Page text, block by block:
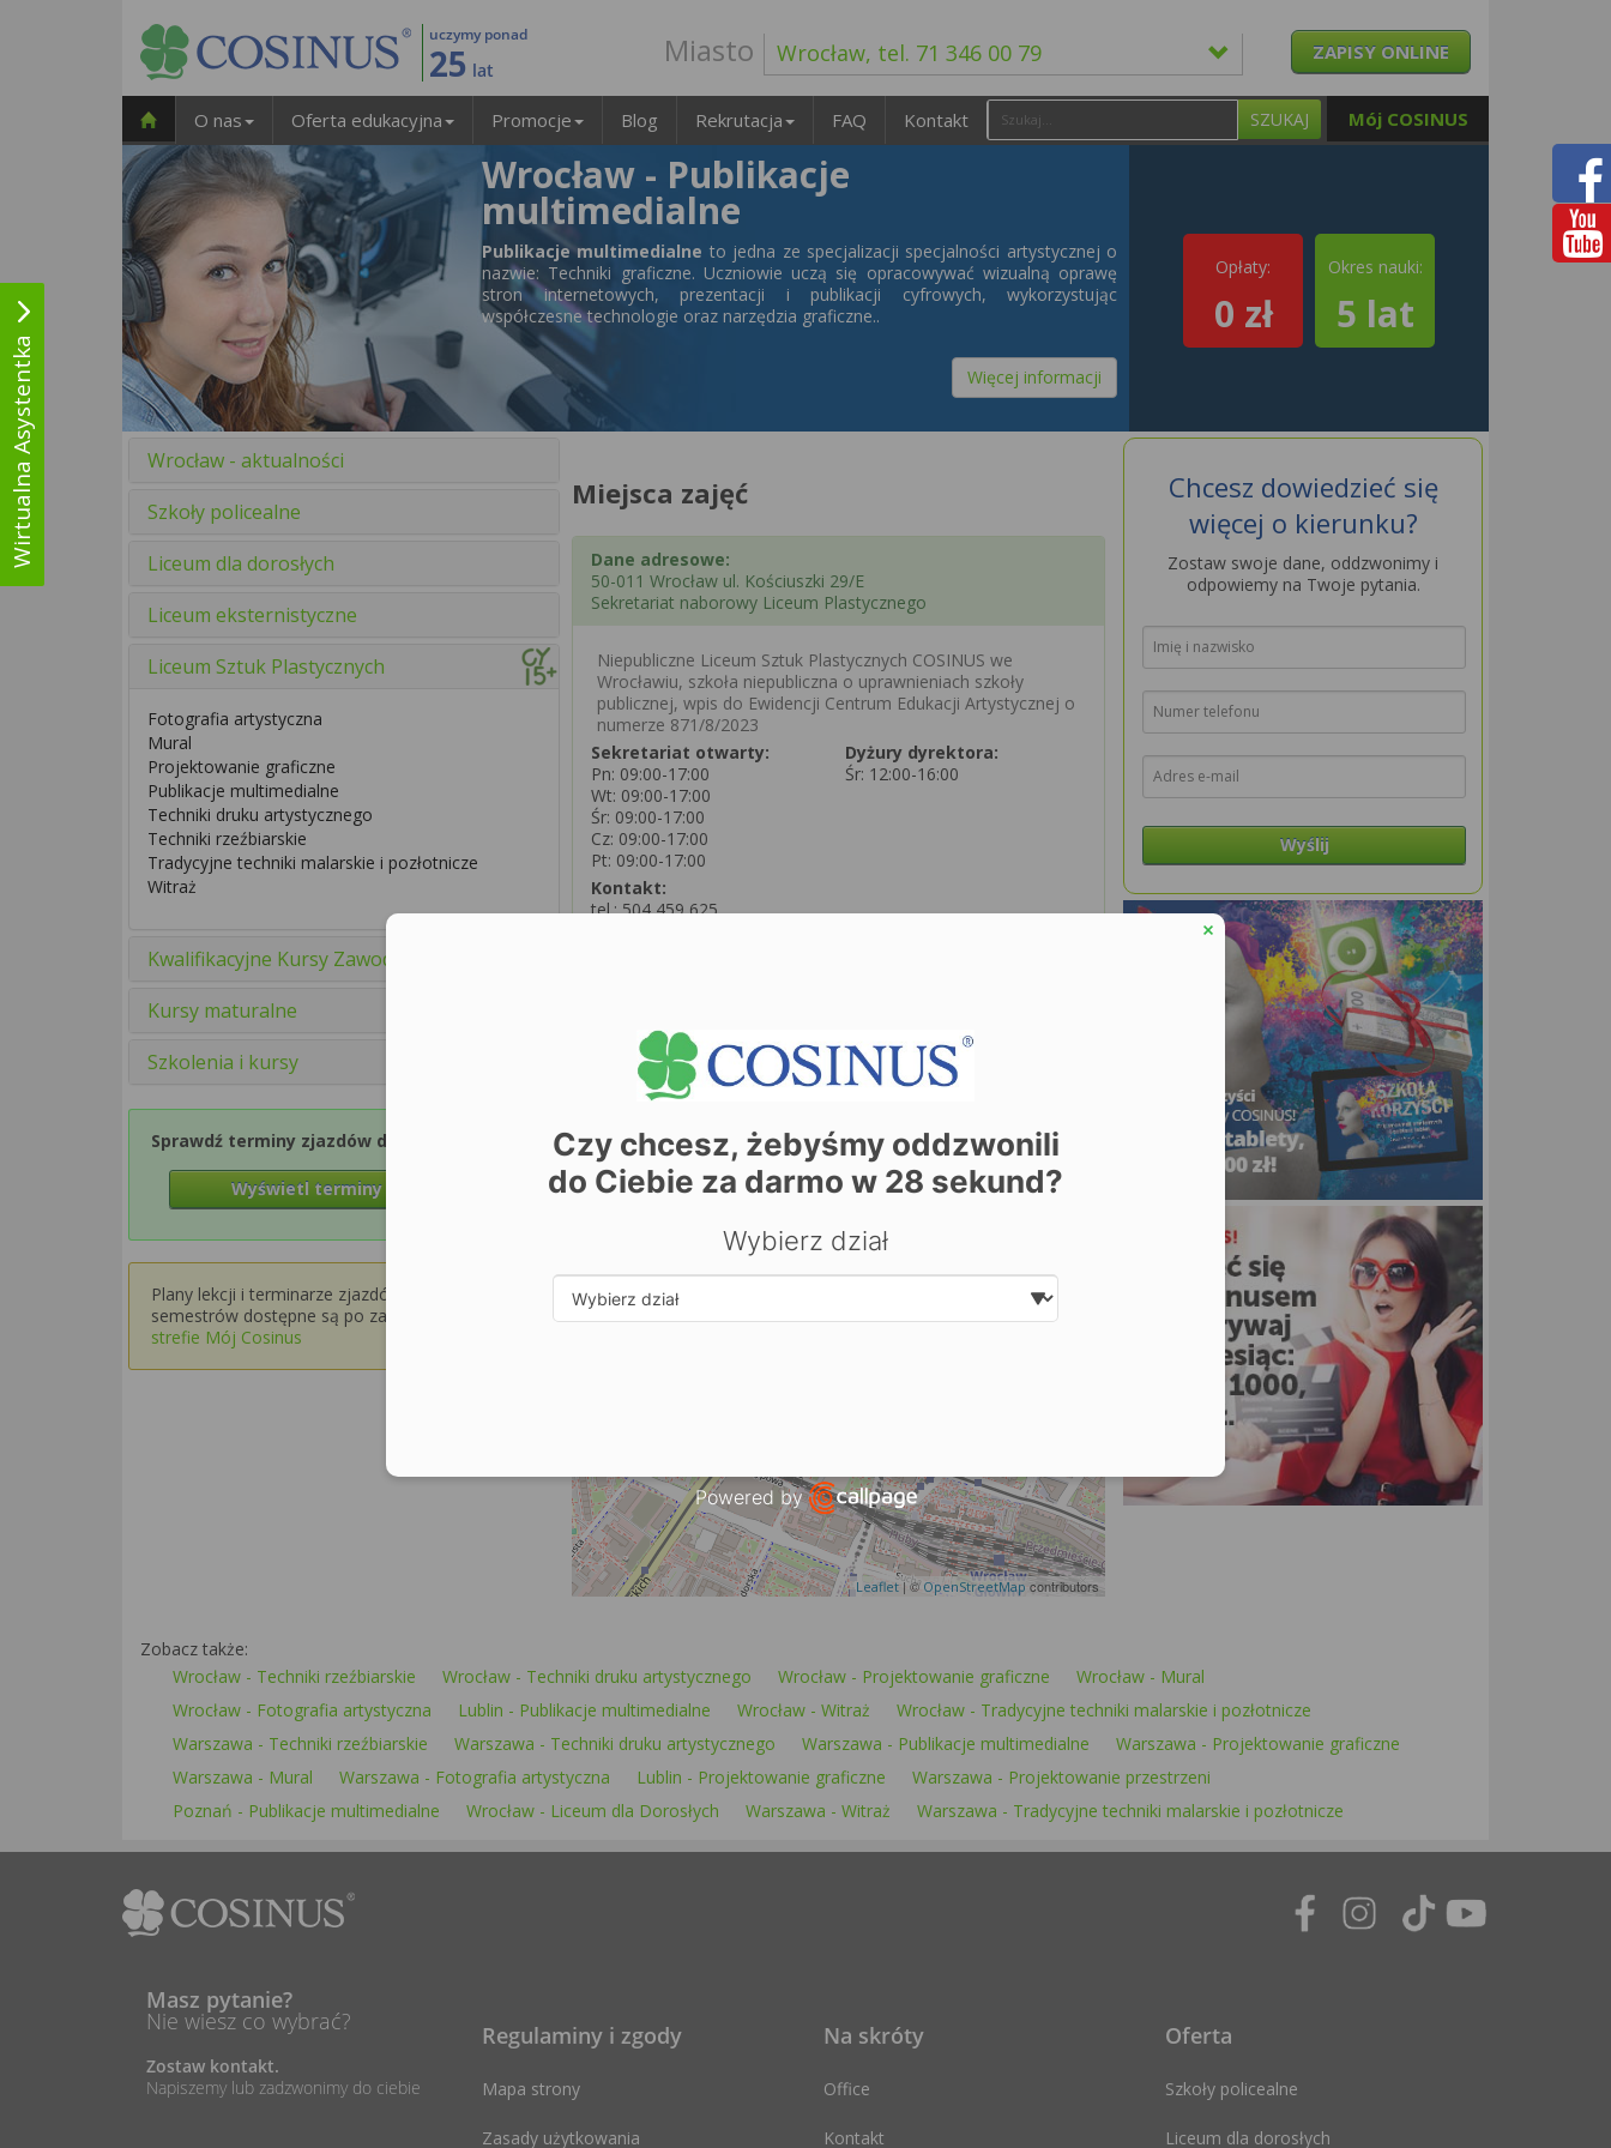
uczymy ponad
25 lat
Miasto Wrocław, tel. 71 346 00 79 ZAPISY ONLINE
Mój COSINUS
O nas Oferta edukacyjna Promocje Blog Rekrutacja FAQ Kontakt SZUKAJ
Wrocław - Publikacje
multimedialne
Publikacje multimedialne to jedna ze specjalizacji specjalności artystycznej o
nazwie: Techniki graficzne. Uczniowie uczą się opracowywać wizualną oprawę
stron internetowych, prezentacji i publikacji cyfrowych, wykorzystując
współczesne technologie oraz narzędzia graficzne..
Więcej informacji
Opłaty:
0 zł
Okres nauki:
5 lat
Wrocław - aktualności
Szkoły policealne
Liceum dla dorosłych
Liceum eksternistyczne
Liceum Sztuk Plastycznych
Fotografia artystyczna
Mural
Projektowanie graficzne
Publikacje multimedialne
Techniki druku artystycznego
Techniki rzeźbiarskie
Tradycyjne techniki malarskie i pozłotnicze
Witraż
Kwalifikacyjne Kursy Zawodowe
Kursy maturalne
Szkolenia i kursy
Sprawdź terminy zjazdów dla Semestru 1
Wyświetl terminy zjazdów
Plany lekcji i terminarze zjazdów dla wyższych
semestrów dostępne są po zalogowaniu w
strefie Mój Cosinus
Miejsca zajęć
Dane adresowe:
50-011 Wrocław ul. Kościuszki 29/E
Sekretariat naborowy Liceum Plastycznego
Niepubliczne Liceum Sztuk Plastycznych COSINUS we
Wrocławiu, szkoła niepubliczna o uprawnieniach szkoły
publicznej, wpis do Ewidencji Centrum Edukacji Artystycznej o
numerze 871/8/2023
Sekretariat otwarty:
Pn: 09:00-17:00
Wt: 09:00-17:00
Śr: 09:00-17:00
Cz: 09:00-17:00
Pt: 09:00-17:00
Dyżury dyrektora:
Śr: 12:00-16:00
Kontakt:
tel.:504 459 625
+
−
Leaflet | © OpenStreetMap contributors
Chcesz dowiedzieć się
więcej o kierunku?
Zostaw swoje dane, oddzwonimy i
odpowiemy na Twoje pytania.
Wyślij
Zobacz także:
Wrocław - Techniki rzeźbiarskie
Wrocław - Techniki druku artystycznego Wrocław - Projektowanie graficzne
Wrocław - Mural
Wrocław - Fotografia artystyczna
Lublin - Publikacje multimedialne Wrocław - Witraż
Wrocław - Tradycyjne techniki malarskie i pozłotnicze
Warszawa - Techniki rzeźbiarskie
Warszawa - Techniki druku artystycznego Warszawa - Publikacje multimedialne
Warszawa - Projektowanie graficzne
Warszawa - Mural
Warszawa - Fotografia artystyczna Lublin - Projektowanie graficzne
Warszawa - Projektowanie przestrzeni
Poznań - Publikacje multimedialne
Wrocław - Liceum dla Dorosłych Warszawa - Witraż Warszawa - Tradycyjne techniki malarskie i pozłotnicze
Masz pytanie?
Nie wiesz co wybrać?
Zostaw kontakt.
Napiszemy lub zadzwonimy do ciebie
Regulaminy i zgody
Mapa strony
Zasady użytkowania
Na skróty
Office
Kontakt
Oferta
Szkoły policealne
Liceum dla dorosłych
Wirtualna Asystentka
Czy chcesz, żebyśmy oddzwonili
do Ciebie za darmo w 28 sekund?
Wybierz dział
Powered by
Open link in new window